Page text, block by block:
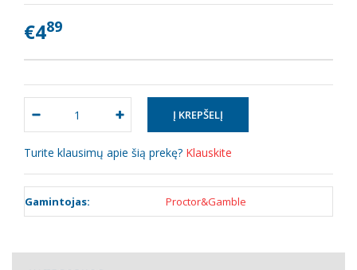
€489
Turite klausimų apie šią prekę? Klauskite
Gamintojas: Proctor&Gamble